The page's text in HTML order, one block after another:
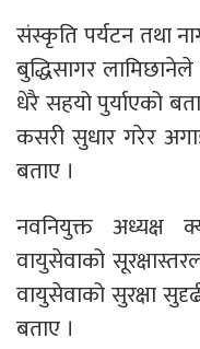
संस्कृति पर्यटन तथा
बुद्धिसागर
धेरै सहयो पुर्याएको
कसरी सुधार गरेर
बताए ।
नवनियुक्त अध्यक्ष
वायुसेवाको
वायुसेवाको सुरक्षा
बताए ।